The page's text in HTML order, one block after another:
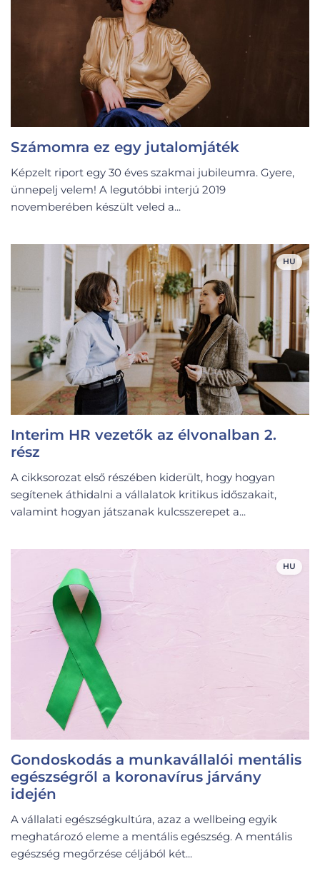
Számomra ez egy jutalomjáték
Képzelt riport egy 30 éves szakmai jubileumra. Gyere,
ünnepelj velem! A legutóbbi interjú 2019
novemberében készült veled a...
HU
Interim HR vezetők az élvonalban 2.
rész
A cikksorozat első részében kiderült, hogy hogyan
segítenek áthidalni a vállalatok kritikus időszakait,
valamint hogyan játszanak kulcsszerepet a...
HU
Gondoskodás a munkavállalói mentális
egészségről a koronavírus járvány
idején
A vállalati egészségkultúra, azaz a wellbeing egyik
meghatározó eleme a mentális egészség. A mentális
egészség megőrzése céljából két...